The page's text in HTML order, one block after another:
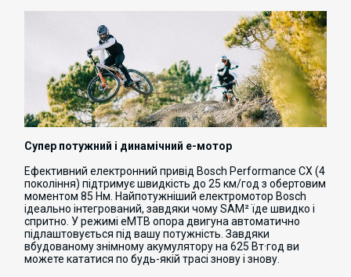
Супер потужний і динамічний e-мотор
Ефективний електронний привід Bosch Performance CX (4
покоління) підтримує швидкість до 25 км/год з обертовим
моментом 85 Нм. Найпотужніший електромотор Bosch
ідеально інтегрований, завдяки чому SAM² їде швидко і
спритно. У режимі eMTB опора двигуна автоматично
підлаштовується під вашу потужність. Завдяки
вбудованому знімному акумулятору на 625 Вт·год ви
можете кататися по будь-якій трасі знову і знову.